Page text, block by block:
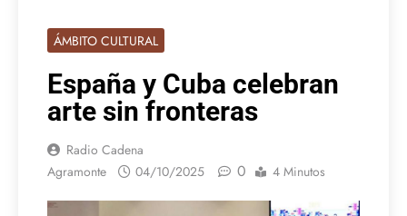
ÁMBITO CULTURAL
España y Cuba celebran
arte sin fronteras
Radio Cadena
Agramonte
04/10/2025 0 4 Minutos